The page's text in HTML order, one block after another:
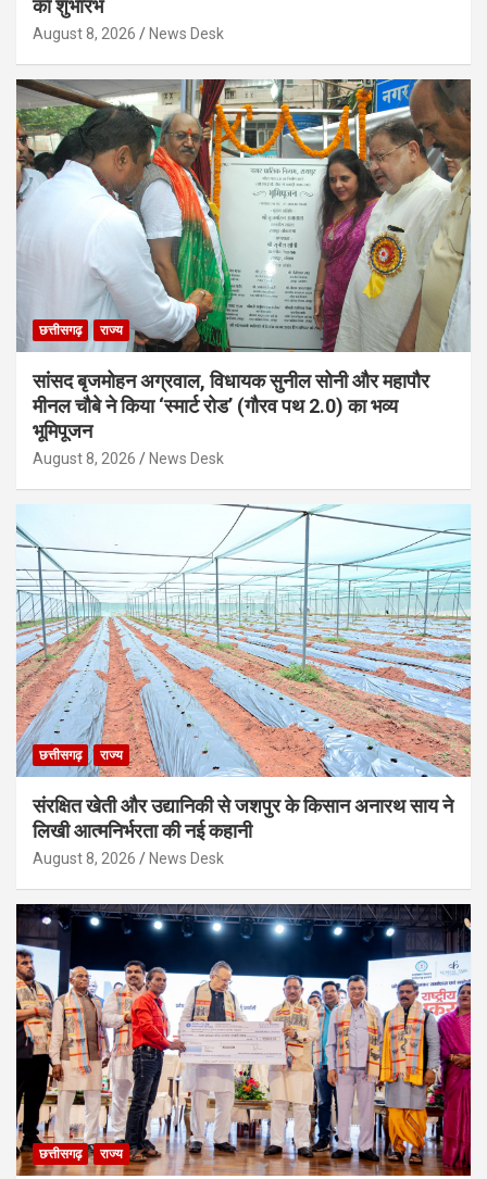
का शुभारंभ
August 8, 2026 News Desk
छत्तीसगढ़ राज्य
सांसद बृजमोहन अग्रवाल, विधायक सुनील सोनी और महापौर
मीनल चौबे ने किया ‘स्मार्ट रोड’ (गौरव पथ 2.0) का भव्य
भूमिपूजन
August 8, 2026 News Desk
छत्तीसगढ़ राज्य
संरक्षित खेती और उद्यानिकी से जशपुर के किसान अनारथ साय ने
लिखी आत्मनिर्भरता की नई कहानी
August 8, 2026 News Desk
छत्तीसगढ़ राज्य